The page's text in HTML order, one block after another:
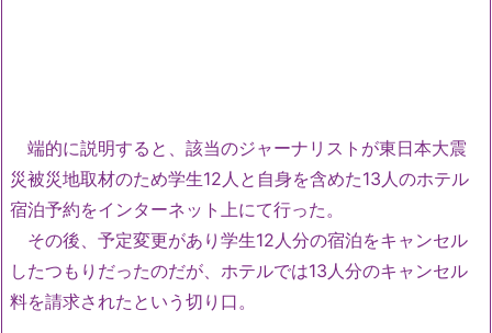
端的に説明すると、該当のジャーナリストが東日本大震
災被災地取材のため学生12人と自身を含めた13人のホテル
宿泊予約をインターネット上にて行った。
その後、予定変更があり学生12人分の宿泊をキャンセル
したつもりだったのだが、ホテルでは13人分のキャンセル
料を請求されたという切り口。